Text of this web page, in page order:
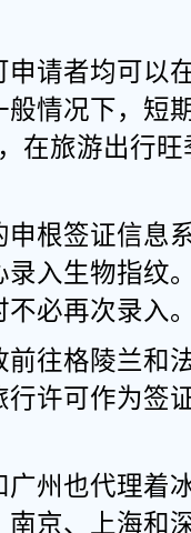
请者均可以
情况下，短
在旅游出行
根签证信息
入生物指纹
不必再次录入
往格陵兰和
许可作为签
州也代理着
京、上海和